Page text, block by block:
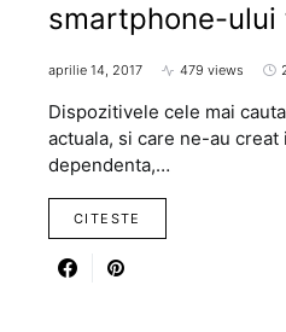
smartphone-ului
aprilie 14, 2017 479 views
Dispozitivele cele mai
actuala, si care ne-au
dependenta,…
CITESTE